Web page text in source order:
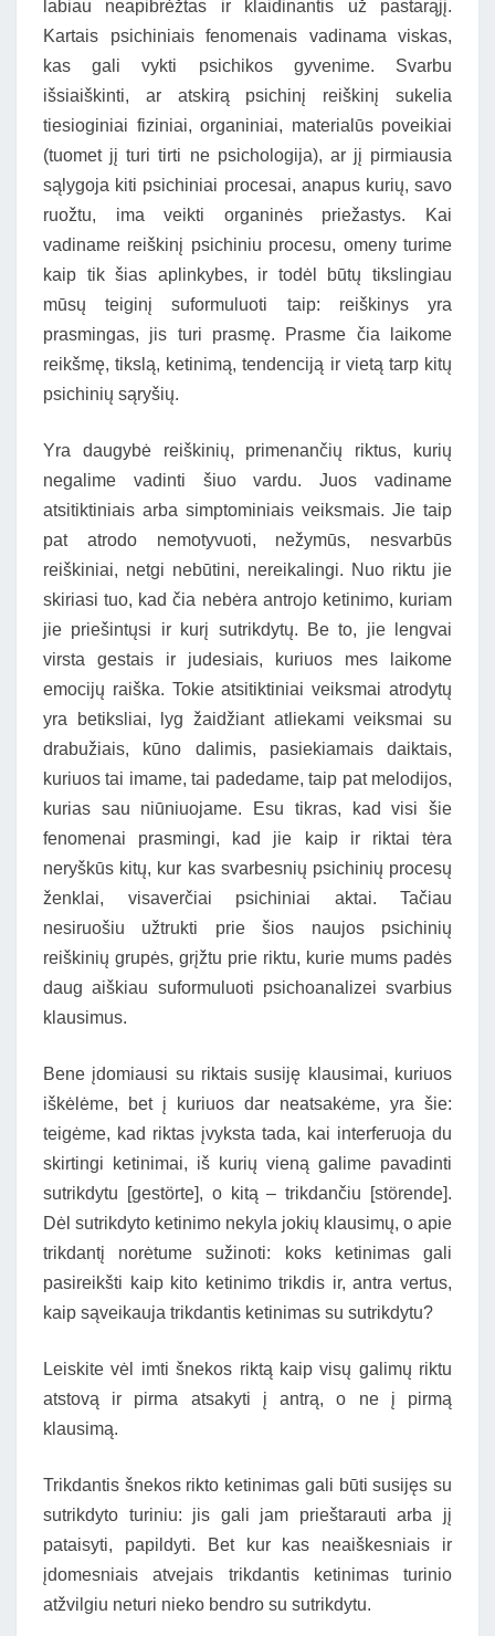
labiau neapibrėžtas ir klaidinantis už pastarąjį.
Kartais psichiniais fenomenais vadinama viskas,
kas gali vykti psichikos gyvenime. Svarbu
išsiaiškinti, ar atskirą psichinį reiškinį sukelia
tiesioginiai fiziniai, organiniai, materialūs poveikiai
(tuomet jį turi tirti ne psichologija), ar jį pirmiausia
sąlygoja kiti psichiniai procesai, anapus kurių, savo
ruožtu, ima veikti organinės priežastys. Kai
vadiname reiškinį psichiniu procesu, omeny turime
kaip tik šias aplinkybes, ir todėl būtų tikslingiau
mūsų teiginį suformuluoti taip: reiškinys yra
prasmingas, jis turi prasmę. Prasme čia laikome
reikšmę, tikslą, ketinimą, tendenciją ir vietą tarp kitų
psichinių sąryšių.
Yra daugybė reiškinių, primenančių riktus, kurių
negalime vadinti šiuo vardu. Juos vadiname
atsitiktiniais arba simptominiais veiksmais. Jie taip
pat atrodo nemotyvuoti, nežymūs, nesvarbūs
reiškiniai, netgi nebūtini, nereikalingi. Nuo riktu jie
skiriasi tuo, kad čia nebėra antrojo ketinimo, kuriam
jie priešintųsi ir kurį sutrikdytų. Be to, jie lengvai
virsta gestais ir judesiais, kuriuos mes laikome
emocijų raiška. Tokie atsitiktiniai veiksmai atrodytų
yra betiksliai, lyg žaidžiant atliekami veiksmai su
drabužiais, kūno dalimis, pasiekiamais daiktais,
kuriuos tai imame, tai padedame, taip pat melodijos,
kurias sau niūniuojame. Esu tikras, kad visi šie
fenomenai prasmingi, kad jie kaip ir riktai tėra
neryškūs kitų, kur kas svarbesnių psichinių procesų
ženklai, visaverčiai psichiniai aktai. Tačiau
nesiruošiu užtrukti prie šios naujos psichinių
reiškinių grupės, grįžtu prie riktu, kurie mums padės
daug aiškiau suformuluoti psichoanalizei svarbius
klausimus.
Bene įdomiausi su riktais susiję klausimai, kuriuos
iškėlėme, bet į kuriuos dar neatsakėme, yra šie:
teigėme, kad riktas įvyksta tada, kai interferuoja du
skirtingi ketinimai, iš kurių vieną galime pavadinti
sutrikdytu [gestörte], o kitą – trikdančiu [störende].
Dėl sutrikdyto ketinimo nekyla jokių klausimų, o apie
trikdantį norėtume sužinoti: koks ketinimas gali
pasireikšti kaip kito ketinimo trikdis ir, antra vertus,
kaip sąveikauja trikdantis ketinimas su sutrikdytu?
Leiskite vėl imti šnekos riktą kaip visų galimų riktu
atstovą ir pirma atsakyti į antrą, o ne į pirmą
klausimą.
Trikdantis šnekos rikto ketinimas gali būti susijęs su
sutrikdyto turiniu: jis gali jam prieštarauti arba jį
pataisyti, papildyti. Bet kur kas neaiškesniais ir
įdomesniais atvejais trikdantis ketinimas turinio
atžvilgiu neturi nieko bendro su sutrikdytu.